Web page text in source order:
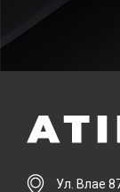
Ул. Влае